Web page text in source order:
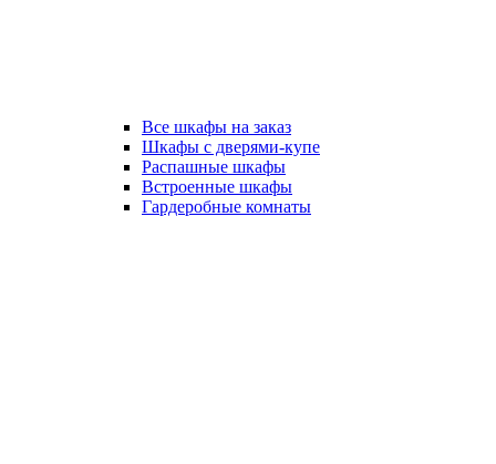
Все шкафы на заказ
Шкафы с дверями-купе
Распашные шкафы
Встроенные шкафы
Гардеробные комнаты